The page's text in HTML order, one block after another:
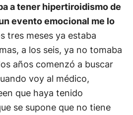
a tener hipertiroidismo de
evento emocional me lo
tres meses ya estaba
a los seis, ya no tomaba
años comenzó a buscar
voy al médico,
que haya tenido
se supone que no tiene